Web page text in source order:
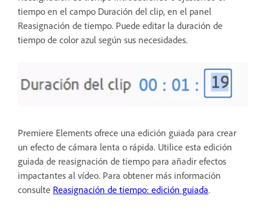
tiempo en el campo Duración del clip, en el panel
Reasignación de tiempo. Puede editar la duración de
tiempo de color azul según sus necesidades.
Premiere Elements ofrece una edición guiada para crear
un efecto de cámara lenta o rápida. Utilice esta edición
guiada de reasignación de tiempo para añadir efectos
impactantes al vídeo. Para obtener más información
consulte Reasignación de tiempo: edición guiada.